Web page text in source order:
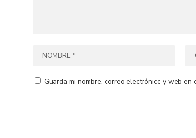
Guarda mi nombre, correo electrónico y web